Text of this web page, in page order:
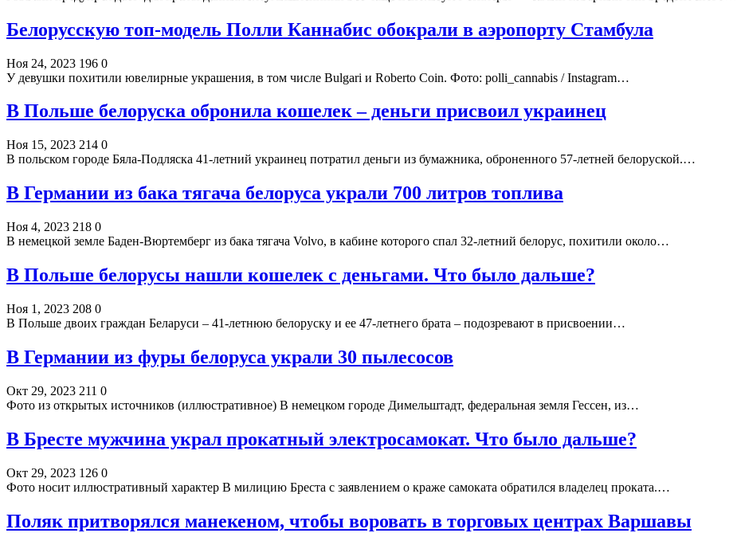
Белорусскую топ-модель Полли Каннабис обокрали в аэропорту Стамбула
Ноя 24, 2023 196 0
У девушки похитили ювелирные украшения, в том числе Bulgari и Roberto Coin. Фото: polli_cannabis / Instagram…
В Польше белоруска обронила кошелек – деньги присвоил украинец
Ноя 15, 2023 214 0
В польском городе Бяла-Подляска 41-летний украинец потратил деньги из бумажника, оброненного 57-летней белоруской.…
В Германии из бака тягача белоруса украли 700 литров топлива
Ноя 4, 2023 218 0
В немецкой земле Баден-Вюртемберг из бака тягача Volvo, в кабине которого спал 32-летний белорус, похитили около…
В Польше белорусы нашли кошелек с деньгами. Что было дальше?
Ноя 1, 2023 208 0
В Польше двоих граждан Беларуси – 41-летнюю белоруску и ее 47-летнего брата – подозревают в присвоении…
В Германии из фуры белоруса украли 30 пылесосов
Окт 29, 2023 211 0
Фото из открытых источников (иллюстративное) В немецком городе Димельштадт, федеральная земля Гессен, из…
В Бресте мужчина украл прокатный электросамокат. Что было дальше?
Окт 29, 2023 126 0
Фото носит иллюстративный характер В милицию Бреста с заявлением о краже самоката обратился владелец проката.…
Поляк притворялся манекеном, чтобы воровать в торговых центрах Варшавы